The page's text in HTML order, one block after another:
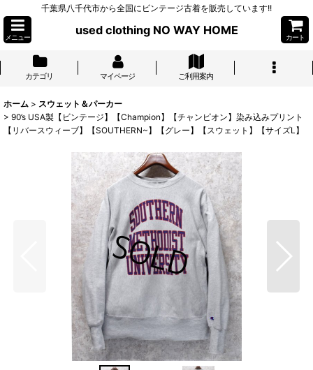
千葉県八千代市から全国にビンテージ古着を販売しています!!
メニュー
used clothing NO WAY HOME
カート
カテゴリ マイページ ご利用案内
ホーム > スウェット＆パーカー
> 90’s USA製【ビンテージ】【Champion】【チャンピオン】染み込みプリント
【リバースウィーブ】【SOUTHERN~】【グレー】【スウェット】【サイズL】